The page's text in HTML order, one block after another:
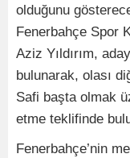
olduğunu
Fenerbahçe Spor
Aziz Yıldırım,
bulunarak, olası
Safi başta olmak
etme teklifinde
Fenerbahçe’nin